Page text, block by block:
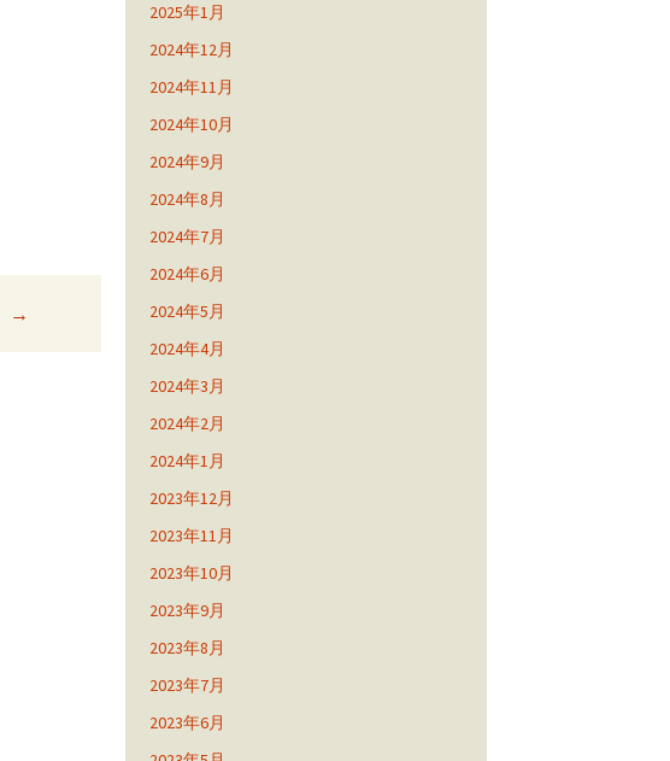
→
2025年1月
2024年12月
2024年11月
2024年10月
2024年9月
2024年8月
2024年7月
2024年6月
2024年5月
2024年4月
2024年3月
2024年2月
2024年1月
2023年12月
2023年11月
2023年10月
2023年9月
2023年8月
2023年7月
2023年6月